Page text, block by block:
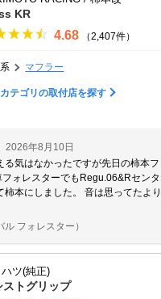
KR
4.68 （2,407件）
マフラー
テゴリの取付店を探す
2026年8月10日
る気はなかったですが先日の柿本
ォレスターでもRegu.06&Rセンタ
柿本にしました。 音は思ってたよ
ル フォレスター）
ツ(純正)
ストグリップ